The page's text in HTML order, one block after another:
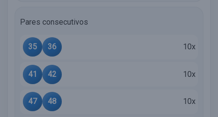
Pares consecutivos
35 36 10x
41 42 10x
47 48 10x